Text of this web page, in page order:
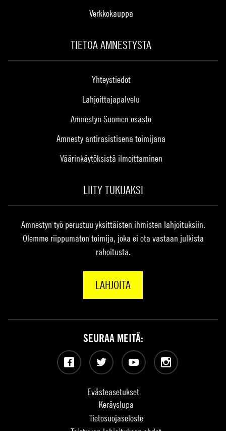
Verkkokauppa
TIETOA AMNESTYSTA
Yhteystiedot
Lahjoittajapalvelu
Amnestyn Suomen osasto
Amnesty antirasistisena toimijana
Väärinkäytöksistä ilmoittaminen
LIITY TUKIJAKSI
Amnestyn työ perustuu yksittäisten ihmisten lahjoituksiin.
Olemme riippumaton toimija, joka ei ota vastaan julkista
rahoitusta.
LAHJOITA
Evästeasetukset
Keräyslupa
Tietosuojaseloste
SEURAA MEITÄ:
Facebook Twitter YouTubeInstagram